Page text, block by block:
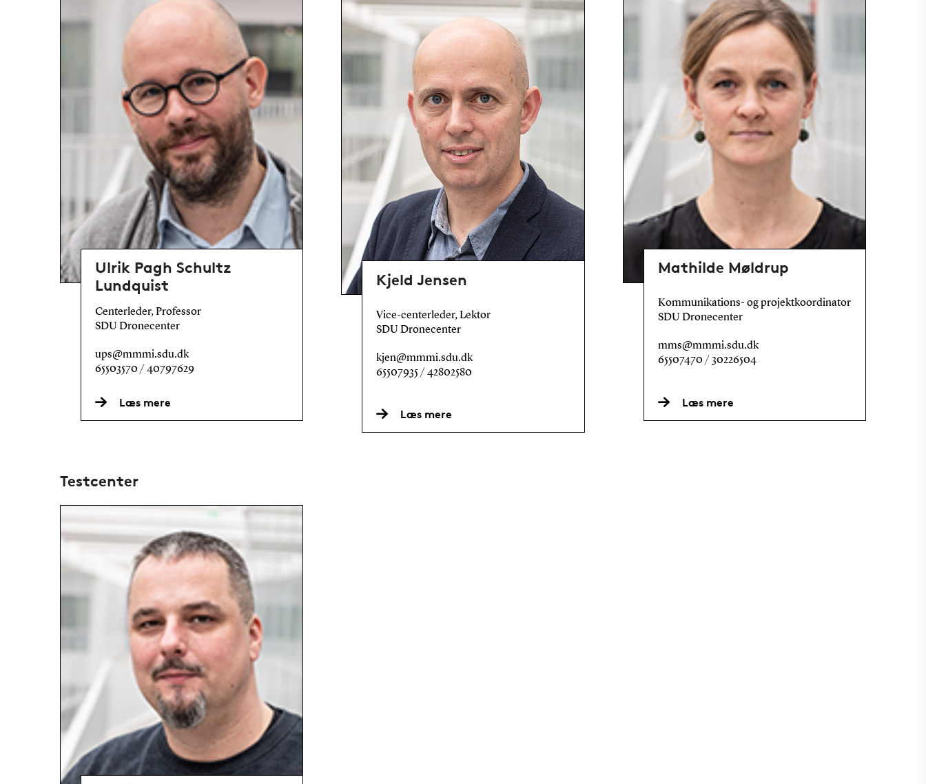
Ulrik Pagh Schultz
Lundquist
Centerleder, Professor
SDU Dronecenter
ups@mmmi.sdu.dk
65503570 / 40797629
Læs mere
Kjeld Jensen
Vice-centerleder, Lektor
SDU Dronecenter
kjen@mmmi.sdu.dk
65507935 / 42802580
Læs mere
Mathilde Møldrup
Kommunikations- og projektkoordinator
SDU Dronecenter
mms@mmmi.sdu.dk
65507470 / 30226504
Læs mere
Testcenter